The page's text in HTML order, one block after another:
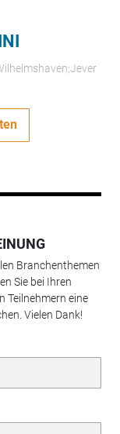
Branchenthemen
Sie bei Ihren
Teilnehmern eine
Vielen Dank!